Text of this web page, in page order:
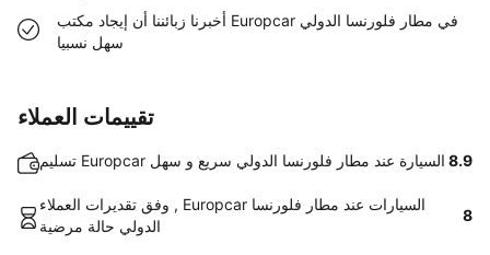
أخبرنا زبائننا أن إيجاد مكتب Europcar في مطار فلورنسا الدولي
سهل نسبيا
تقييمات العملاء
تسليم Europcar السيارة عند مطار فلورنسا الدولي سريع و سهل 8.9
وفق تقديرات العملاء , Europcar السيارات عند مطار فلورنسا
الدولي حالة مرضية
8